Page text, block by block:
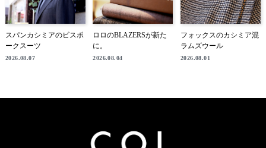
スパンカシミアのビスポ
ークスーツ
2026.08.07
ロロのBLAZERSが新た
に。
2026.08.04
フォックスのカシミア混
ラムズウール
2026.08.01